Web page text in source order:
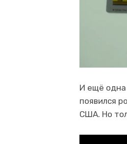
И ещё одна
появился
США. Но